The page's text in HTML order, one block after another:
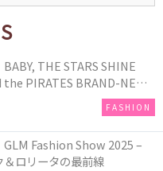
BABY, THE STARS SHINE
PIRATES BRAND-NEW
FASHION
GLM Fashion Show 2025 –
ロリータの最前線